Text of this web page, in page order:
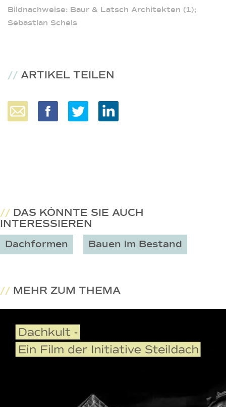
Bildnachweise: Baur & Latsch Architekten (1);
Sebastian Schels
// ARTIKEL TEILEN
// DAS KÖNNTE SIE AUCH
INTERESSIEREN
Dachformen Bauen im Bestand
// MEHR ZUM THEMA